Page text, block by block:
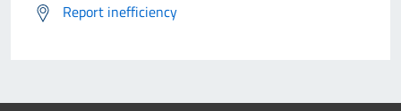
Report inefficiency